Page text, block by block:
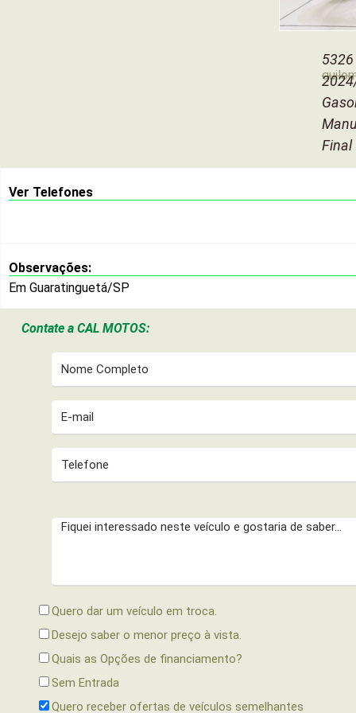
5326
Final
Ver Telefones
Observações:
Em Guaratinguetá/SP
Contate a CAL MOTOS:
Quero dar um veículo em troca.
Desejo saber o menor preço à vista.
Quais as Opções de financiamento?
Sem Entrada
Quero receber ofertas de veículos semelhantes